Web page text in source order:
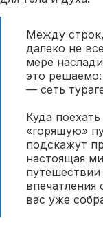
Между
далеко не
мере
это
— сеть
Куда
«горящую»
подскажут
настоящая
впечатления
вас уже